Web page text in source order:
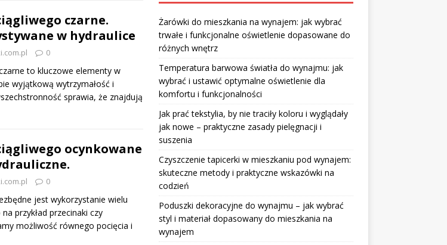
czarne.
w hydraulice
0
to kluczowe elementy w
wyjątkową wytrzymałość i
sprawia, że znajdują
ocynkowane
0
jest wykorzystanie wielu
przykład przecinaki czy
możliwość równego pocięcia i
Żarówki do mieszkania na wynajem: jak wybrać
trwałe i funkcjonalne oświetlenie dopasowane do
różnych wnętrz
Temperatura barwowa światła do wynajmu: jak
wybrać i ustawić optymalne oświetlenie dla
komfortu i funkcjonalności
Jak prać tekstylia, by nie traciły koloru i wyglądały
jak nowe – praktyczne zasady pielęgnacji i
suszenia
Czyszczenie tapicerki w mieszkaniu pod wynajem:
skuteczne metody i praktyczne wskazówki na
codzień
Poduszki dekoracyjne do wynajmu – jak wybrać
styl i materiał dopasowany do mieszkania na
wynajem